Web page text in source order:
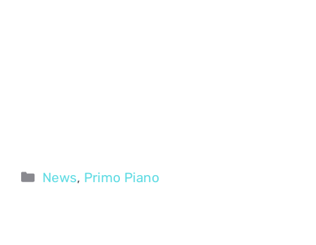
Categorie
News, Primo Piano